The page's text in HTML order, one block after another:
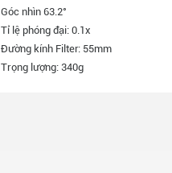
Góc nhìn 63.2°
Tỉ lệ phóng đại: 0.1x
Đường kính Filter: 55mm
Trọng lượng: 340g